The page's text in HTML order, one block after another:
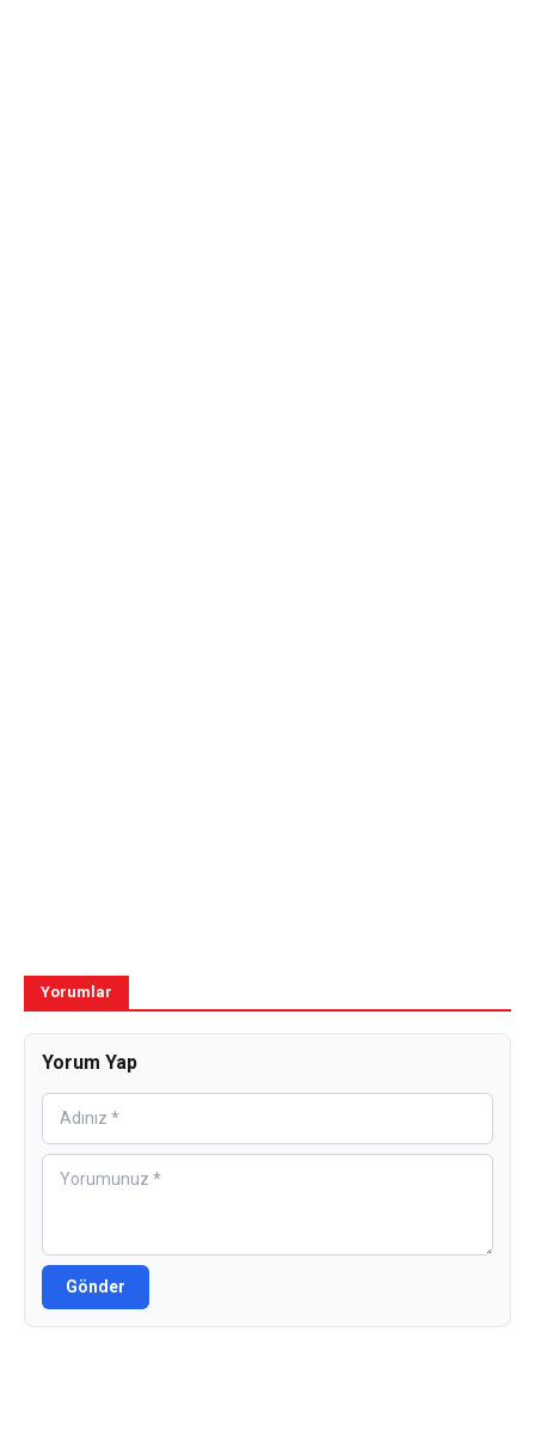
Yorumlar
Yorum Yap
Gönder